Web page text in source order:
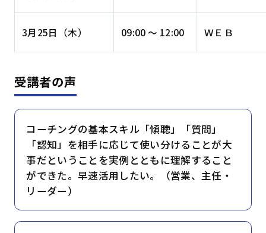
3月25日（木） 09:00 ～ 12:00 ＷＥＢ
受講者の声
コーチングの基本スキル「傾聴」「質問」
「認知」を相手に応じて使い分けることが大
事だということを実例とともに理解すること
ができた。早速活用したい。（営業、主任・
リーダー）